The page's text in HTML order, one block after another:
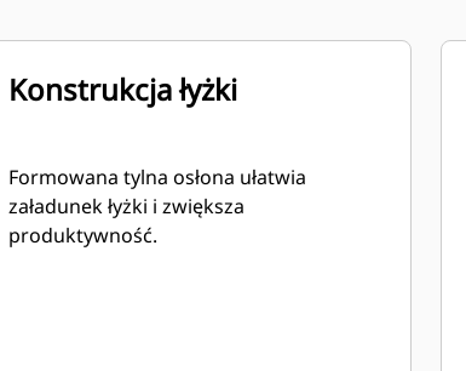
Konstrukcja łyżki
Formowana tylna osłona ułatwia
załadunek łyżki i zwiększa
produktywność.